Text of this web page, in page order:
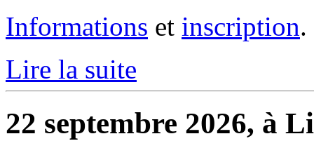
Informations et inscription.
Lire la suite
22 septembre 2026, à